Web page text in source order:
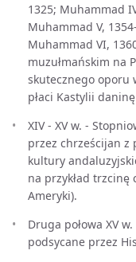
1325; Muhammad
Muhammad V,
Muhammad VI,
muzułmańskim na
skutecznego oporu
płaci Kastylii
XIV - XV w. -
przez chrześcijan z
kultury
na przykład
Ameryki).
Druga połowa XV
podsycane przez